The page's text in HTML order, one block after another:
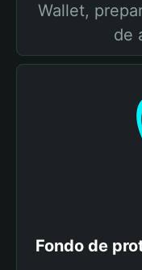
Wallet,
de
Fondo de